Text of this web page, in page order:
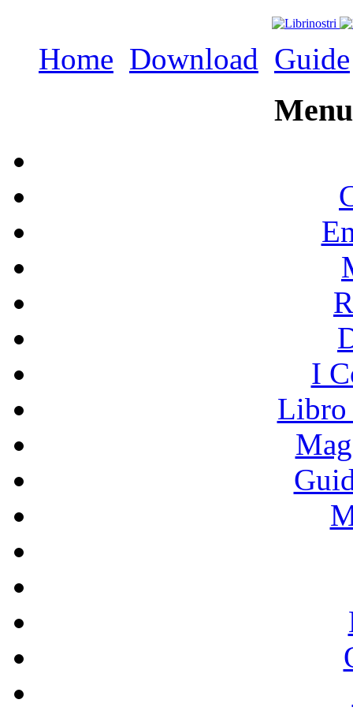
Home Download Guide
I
Libro